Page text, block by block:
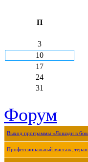
П
3
10
17
24
31
Форум
Выход программы «Лошади в
Профессиональный массаж,